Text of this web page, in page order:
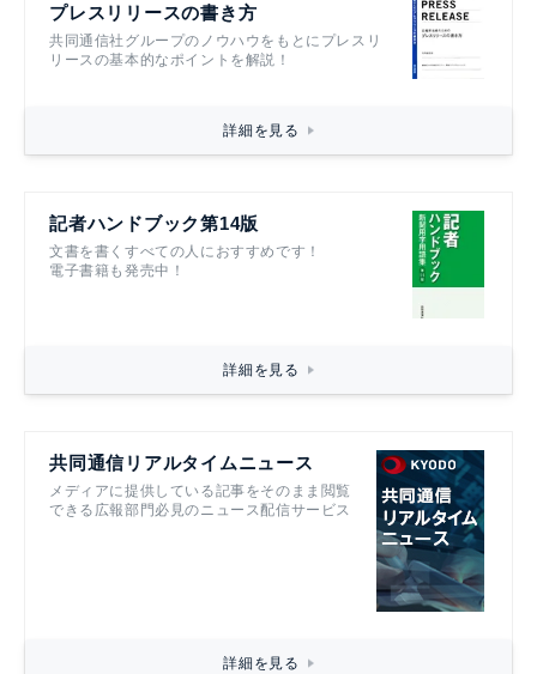
プレスリリースの書き方
共同通信社グループのノウハウをもとにプレスリ
リースの基本的なポイントを解説！
詳細を見る
記者ハンドブック第14版
文書を書くすべての人におすすめです！
電子書籍も発売中！
詳細を見る
共同通信リアルタイムニュース
メディアに提供している記事をそのまま閲覧
できる広報部門必見のニュース配信サービス
詳細を見る